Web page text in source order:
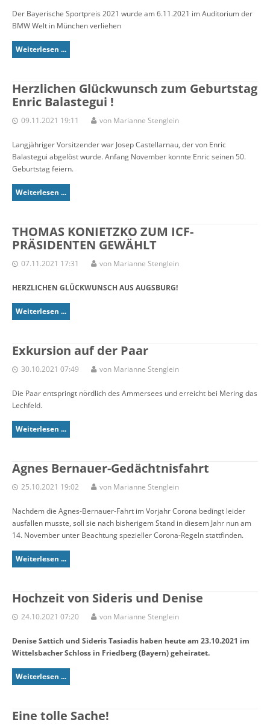
Der Bayerische Sportpreis 2021 wurde am 6.11.2021 im Auditorium der
BMW Welt in München verliehen
Weiterlesen ...
Herzlichen Glückwunsch zum Geburtstag
Enric Balastegui !
09.11.2021 19:11 von Marianne Stenglein
Langjähriger Vorsitzender war Josep Castellarnau, der von Enric
Balastegui abgelöst wurde. Anfang November konnte Enric seinen 50.
Geburtstag feiern.
Weiterlesen ...
THOMAS KONIETZKO ZUM ICF-
PRÄSIDENTEN GEWÄHLT
07.11.2021 17:31 von Marianne Stenglein
HERZLICHEN GLÜCKWUNSCH AUS AUGSBURG!
Weiterlesen ...
Exkursion auf der Paar
30.10.2021 07:49 von Marianne Stenglein
Die Paar entspringt nördlich des Ammersees und erreicht bei Mering das
Lechfeld.
Weiterlesen ...
Agnes Bernauer-Gedächtnisfahrt
25.10.2021 19:02 von Marianne Stenglein
Nachdem die Agnes-Bernauer-Fahrt im Vorjahr Corona bedingt leider
ausfallen musste, soll sie nach bisherigem Stand in diesem Jahr nun am
14. November unter Beachtung spezieller Corona-Regeln stattfinden.
Weiterlesen ...
Hochzeit von Sideris und Denise
24.10.2021 07:20 von Marianne Stenglein
Denise Sattich und Sideris Tasiadis haben heute am 23.10.2021 im
Wittelsbacher Schloss in Friedberg (Bayern) geheiratet.
Weiterlesen ...
Eine tolle Sache!